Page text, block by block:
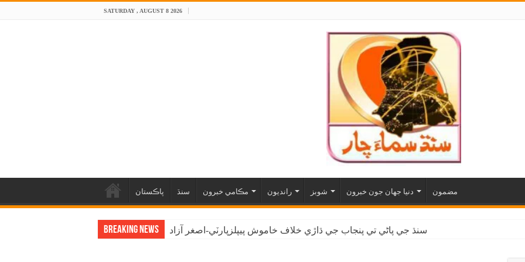
SATURDAY , AUGUST 8 2026
پاڪستان سنڌ مڪامي خبرون رانديون شوبز دنيا جهان جون خبرون مضمون
Breaking News سنڌ جي پاڻي تي پنجاب جي ڌاڙي خلاف خاموش پيپلزپارٽي-اصغر آزاد